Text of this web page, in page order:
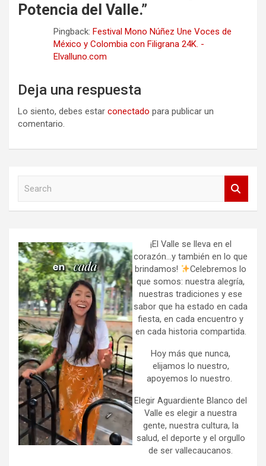
Potencia del Valle.”
Pingback: Festival Mono Núñez Une Voces de
México y Colombia con Filigrana 24K. -
Elvalluno.com
Deja una respuesta
Lo siento, debes estar conectado para publicar un
comentario.
h
¡El Valle se lleva en el
corazón…y también en lo que
brindamos!
Celebremos lo
que somos: nuestra alegría,
nuestras tradiciones y ese
sabor que ha estado en cada
fiesta, en cada encuentro y
en cada historia compartida.
Hoy más que nunca,
elijamos lo nuestro,
apoyemos lo nuestro.
Elegir Aguardiente Blanco del
Valle es elegir a nuestra
gente, nuestra cultura, la
salud, el deporte y el orgullo
de ser vallecaucanos.